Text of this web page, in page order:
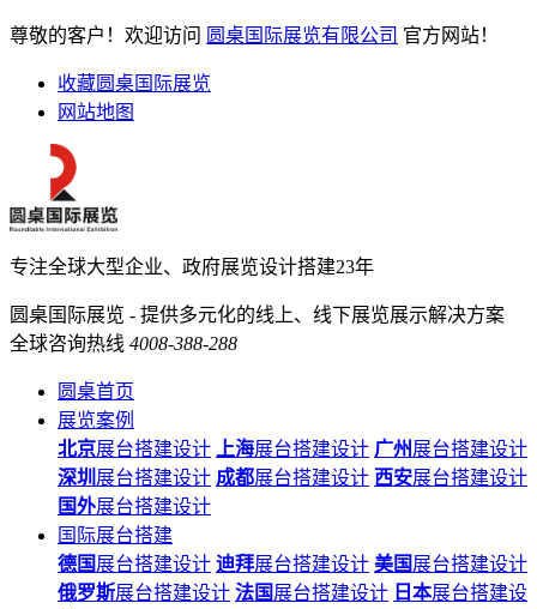
尊敬的客户！欢迎访问 圆桌国际展览有限公司 官方网站！
收藏圆桌国际展览
网站地图
专注全球大型企业、政府展览设计搭建23年
圆桌国际展览 - 提供多元化的线上、线下展览展示解决方案
全球咨询热线 4008-388-288
圆桌首页
展览案例
北京展台搭建设计 上海展台搭建设计 广州展台搭建设计
深圳 展台搭建设计 成都展台搭建设计 西安展台搭建设计
国外展台搭建设计
国际展台搭建
德国 展台搭建设计 迪拜展台搭建设计 美国 展台搭建设计
俄罗斯展台搭建设计 法国 展台搭建设计 日本展台搭建设